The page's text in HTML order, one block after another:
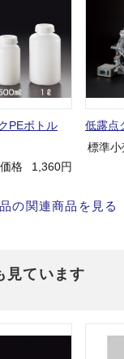
PEボトル
格
1,360円
低露点
標準
の関連商品を見る
見ています